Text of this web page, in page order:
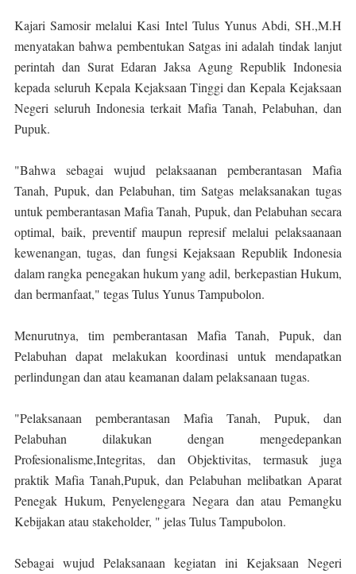
Kajari Samosir melalui Kasi Intel Tulus Yunus Abdi, SH.,M.H
menyatakan bahwa pembentukan Satgas ini adalah tindak lanjut
perintah dan Surat Edaran Jaksa Agung Republik Indonesia
kepada seluruh Kepala Kejaksaan Tinggi dan Kepala Kejaksaan
Negeri seluruh Indonesia terkait Mafia Tanah, Pelabuhan, dan
Pupuk.
"Bahwa sebagai wujud pelaksaanan pemberantasan Mafia
Tanah, Pupuk, dan Pelabuhan, tim Satgas melaksanakan tugas
untuk pemberantasan Mafia Tanah, Pupuk, dan Pelabuhan secara
optimal, baik, preventif maupun represif melalui pelaksaanaan
kewenangan, tugas, dan fungsi Kejaksaan Republik Indonesia
dalam rangka penegakan hukum yang adil, berkepastian Hukum,
dan bermanfaat," tegas Tulus Yunus Tampubolon.
Menurutnya, tim pemberantasan Mafia Tanah, Pupuk, dan
Pelabuhan dapat melakukan koordinasi untuk mendapatkan
perlindungan dan atau keamanan dalam pelaksanaan tugas.
"Pelaksanaan pemberantasan Mafia Tanah, Pupuk, dan
Pelabuhan dilakukan dengan mengedepankan
Profesionalisme,Integritas, dan Objektivitas, termasuk juga
praktik Mafia Tanah,Pupuk, dan Pelabuhan melibatkan Aparat
Penegak Hukum, Penyelenggara Negara dan atau Pemangku
Kebijakan atau stakeholder, " jelas Tulus Tampubolon.
Sebagai wujud Pelaksanaan kegiatan ini Kejaksaan Negeri